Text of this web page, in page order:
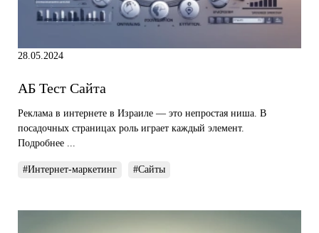
28.05.2024
АБ Тест Сайта
Реклама в интернете в Израиле — это непростая ниша. В
посадочных страницах роль играет каждый элемент.
Подробнее ...
#Интернет-маркетинг #Сайты